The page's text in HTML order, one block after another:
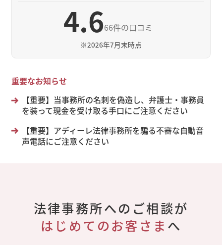
4.666件の口コミ
※2026年7月末時点
重要なお知らせ
【重要】当事務所の名刺を偽造し、弁護士・事務員
を装って現金を受け取る手口にご注意ください
【重要】アディーレ法律事務所を騙る不審な自動音
声電話にご注意ください
法律事務所へのご相談が
はじめてのお客さま へ